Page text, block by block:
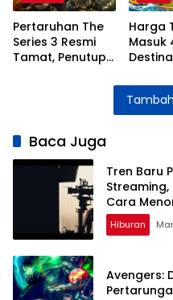
Pertaruhan The
Series 3 Resmi
Tamat, Penutup
Harga
Masuk
Libur
2026
Baca Juga
Tren Baru
Cara
Hiburan
Avengers: